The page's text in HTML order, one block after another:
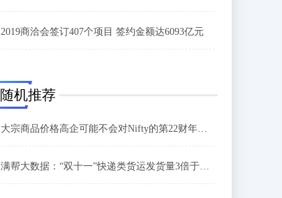
2019商洽会签订407个项目 签约金额达6093亿元
随机推荐
大宗商品价格高企可能不会对Nifty的第22财年收益造成太大影响
满帮大数据：“双十一”快递类货运发货量3倍于上月同期